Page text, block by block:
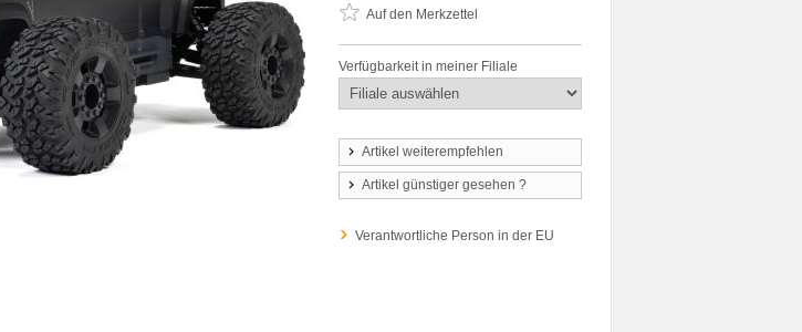
Auf den Merkzettel
Verfügbarkeit in meiner Filiale
Artikel weiterempfehlen
Artikel günstiger gesehen ?
Verantwortliche Person in der EU